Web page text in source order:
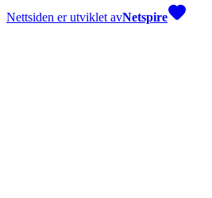
Nettsiden er utviklet avNetspire